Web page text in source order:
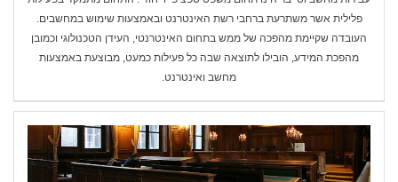
פלילית אשר משתרעת ברחבי רשת האינטרנט ובאמצעות שימוש במחשבים.
העובדה שקיימת מהפכה של ממש בתחום האינטרנטי, העידן הטכנולוגי וכמובן
מהפכת המידע, הובילו לתוצאה שבה כל פעילות כמעט, מבוצעת באמצעות
מחשב ואינטרנט.